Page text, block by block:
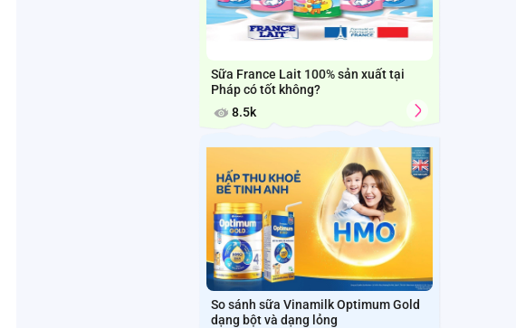
Sữa France Lait 100% sản xuất tại
Pháp có tốt không?
8.5k
So sánh sữa Vinamilk Optimum Gold
dạng bột và dạng lỏng